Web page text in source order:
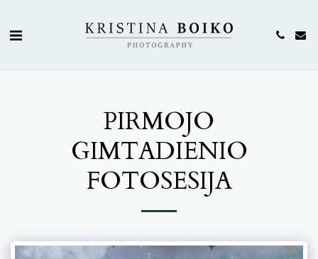
PIRMOJO
GIMTADIENIO
FOTOSESIJA